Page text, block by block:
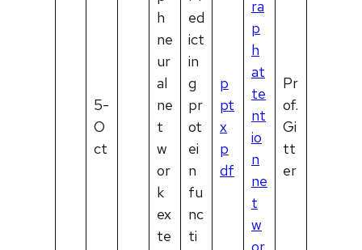
5-
O
ct
h
ne
ur
al
ne
t
w
or
k
ex
te
ed
ict
in
g
pr
ot
ei
n
fu
nc
ti
p
pt
x
p
df
ra
p
h
at
te
nt
io
n
ne
t
w
Pr
of.
Gi
tt
er